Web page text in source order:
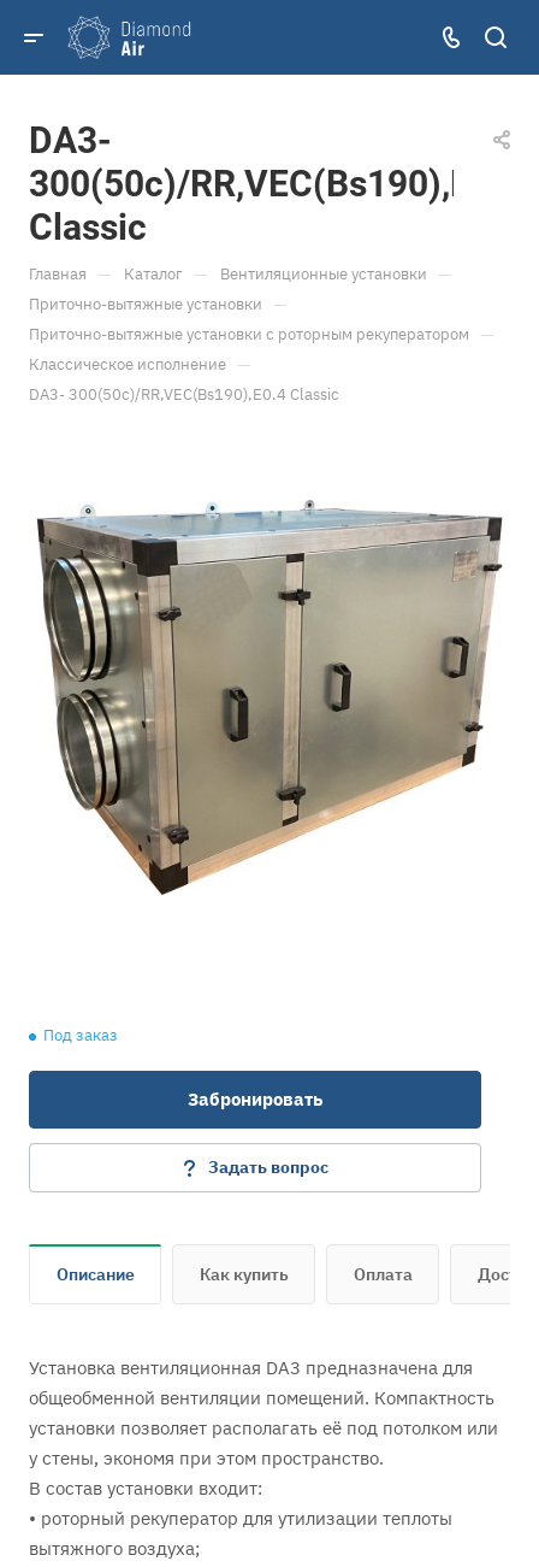
DA3-
300(50c)/RR,VEC(Bs190),E0.4
Classic
Главная — Каталог — Вентиляционные установки —
Приточно-вытяжные установки —
Приточно-вытяжные установки с роторным рекуператором —
Классическое исполнение —
DA3- 300(50c)/RR,VEC(Bs190),E0.4 Classic
Под заказ
Забронировать
Задать вопрос
Описание Как купить Оплата
Установка вентиляционная DA3 предназначена для
общеобменной вентиляции помещений. Компактность
установки позволяет располагать её под потолком или
у стены, экономя при этом пространство.
В состав установки входит:
• роторный рекуператор для утилизации теплоты
вытяжного воздуха;